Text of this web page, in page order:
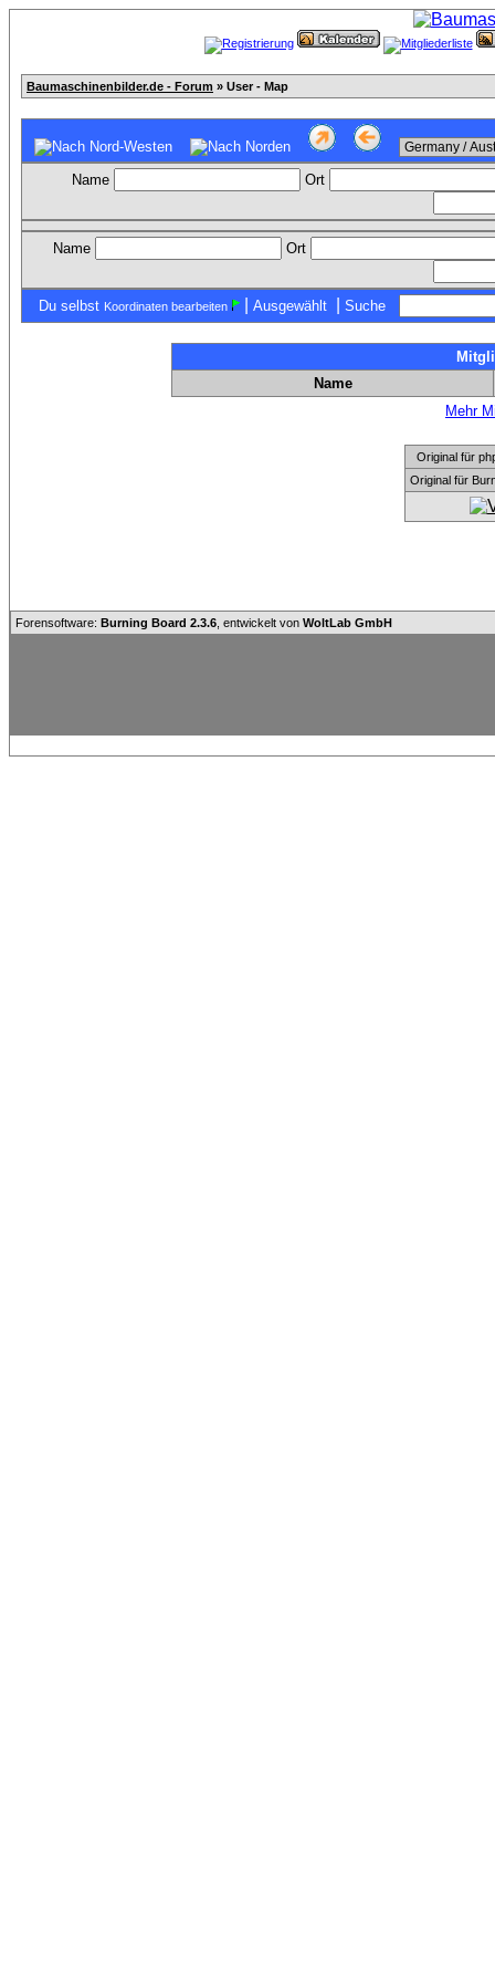
Baumaschinenbilder.de - Forum » User - Map
Name Ort
Name Ort
Du selbst Koordinaten bearbeiten Ausgewählt Suche
Name
Mehr
Original für
Original für
Forensoftware: Burning Board 2.3.6 , entwickelt von WoltLab GmbH